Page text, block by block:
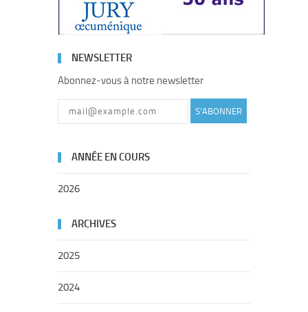
NEWSLETTER
Abonnez-vous à notre newsletter
S'ABONNER
ANNÉE EN COURS
2026
ARCHIVES
2025
2024